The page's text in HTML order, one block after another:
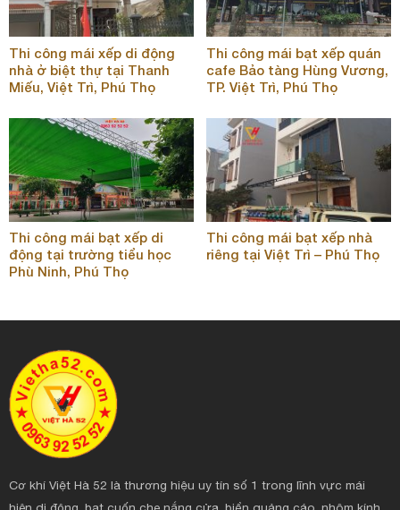
Thi công mái xếp di động
nhà ở biệt thự tại Thanh
Miếu, Việt Trì, Phú Thọ
Thi công mái bạt xếp quán
cafe Bảo tàng Hùng Vương,
TP. Việt Trì, Phú Thọ
Thi công mái bạt xếp di
động tại trường tiểu học
Phù Ninh, Phú Thọ
Thi công mái bạt xếp nhà
riêng tại Việt Trì – Phú Thọ
Cơ khí Việt Hà 52 là thương hiệu uy tín số 1 trong lĩnh vực mái